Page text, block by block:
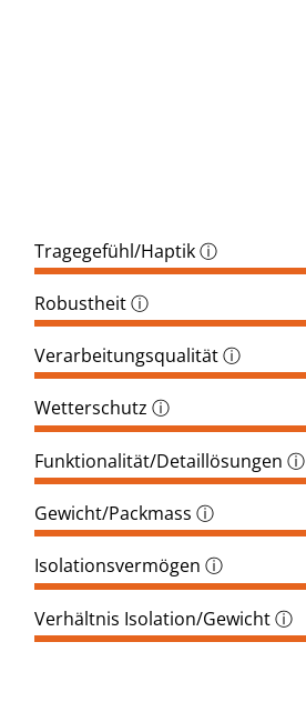
Tragegefühl/Haptikⓘ
Robustheitⓘ
Verarbeitungsqualitätⓘ
Wetterschutz ⓘ
Funktionalität/Detaillösungen ⓘ
Gewicht/Packmass ⓘ
Isolationsvermögen ⓘ
Verhältnis Isolation/Gewichtⓘ